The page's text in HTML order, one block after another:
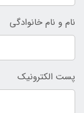
نام و نام خانوادگی
پست الکترونیک